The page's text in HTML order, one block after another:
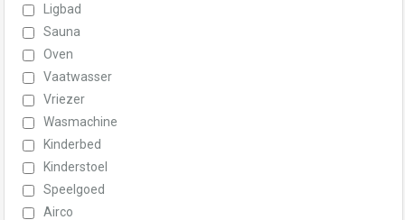
Ligbad
Sauna
Oven
Vaatwasser
Vriezer
Wasmachine
Kinderbed
Kinderstoel
Speelgoed
Airco